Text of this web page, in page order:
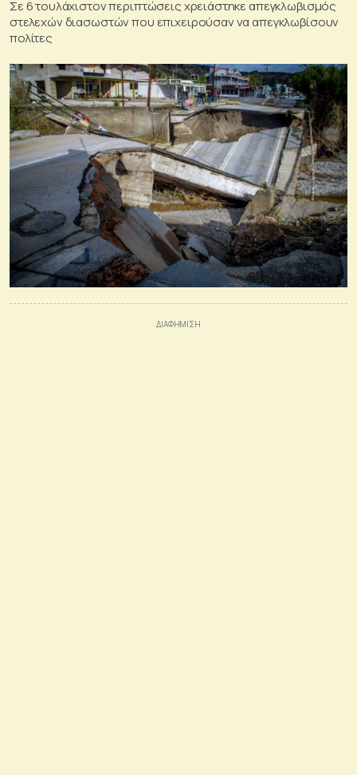
Σε 6 τουλάχιστον περιπτώσεις χρειάστηκε απεγκλωβισμός
στελεχών διασωστών που επιχειρούσαν να απεγκλωβίσουν
πολίτες